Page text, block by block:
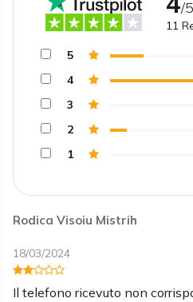
Rodica Visoiu Mistrih
18/03/2024
Il telefono ricevuto non
/5
11
5
4
3
2
1